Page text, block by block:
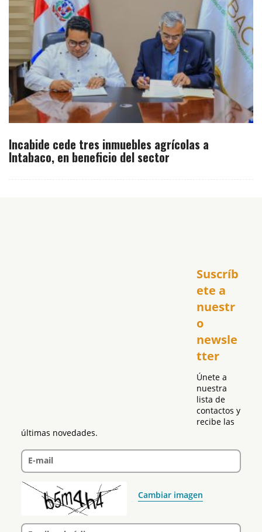
Incabide cede tres inmuebles agrícolas a
Intabaco, en beneficio del sector
Suscríb
ete a
nuestr
o
newsle
tter
Únete a
nuestra
lista de
contactos y
recibe las
últimas novedades.
E-mail
Cambiar imagen